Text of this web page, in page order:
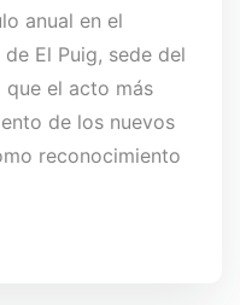
anual en el
El Puig, sede del
que el acto más
de los nuevos
reconocimiento